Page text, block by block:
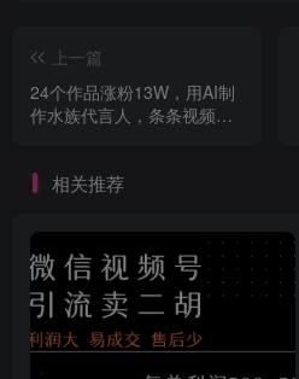
上一篇
24个作品涨粉13W，用AI制
作水族代言人，条条视频万
相关推荐